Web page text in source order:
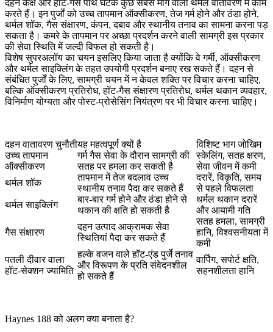
दहन कक्ष और हॉट-गैस पाथ घटक कुछ सबसे मांग वाली थर्मल वातावरण में काम
करते हैं। इन पुर्जों को उच्च तापमान ऑक्सीकरण, तेज गर्म होने और ठंडा होने,
थर्मल शॉक, गैस संक्षारण, कंपन, दबाव और स्थानीय तनाव का सामना करना पड़
सकता है। कमरे के तापमान पर अच्छा प्रदर्शन करने वाली सामग्री इस प्रकार
की सेवा स्थिति में जल्दी विफल हो सकती है।
विशेष सुपरअलॉय का चयन इसलिए किया जाता है क्योंकि वे गर्मी, ऑक्सीकरण
और थर्मल साइक्लिंग के तहत उपयोगी प्रदर्शन बनाए रख सकते हैं। दहन से
संबंधित पुर्जों के लिए, सामग्री चयन में न केवल शक्ति पर विचार करना चाहिए,
बल्कि ऑक्सीकरण प्रतिरोध, हॉट-गैस संक्षारण प्रतिरोध, थर्मल थकान व्यवहार,
विनिर्माण योग्यता और पोस्ट-प्रोसेसिंग नियंत्रण पर भी विचार करना चाहिए।
दहन वातावरण चुनौतीयह महत्वपूर्ण क्यों है
विशिष्ट भाग जोखिम
उच्च तापमान
ऑक्सीकरण
गर्म गैस सेवा के दौरान सामग्री की
सतह पर हमला कर सकती है
स्केलिंग, सतह क्षरण,
सेवा जीवन में कमी
थर्मल शॉक
तापमान में तेज बदलाव उच्च
स्थानीय तनाव पैदा कर सकते हैं
दरारें, विकृति, समय
से पहले विफलता
थर्मल साइक्लिंग
बार-बार गर्म होने और ठंडा होने से
थकान की क्षति हो सकती है
थर्मल थकान दरारें
और आयामी गति
गैस संक्षारण
दहन उत्पाद आक्रामक सेवा
स्थितियां पैदा कर सकते हैं
सतह हमला, सामग्री
हानि, विश्वसनीयता में
कमी
पतली दीवार वाला
हॉट-सेक्शन ज्यामिति
हल्के वजन वाले हॉट-एंड पुर्जे तनाव
और विरूपण के प्रति संवेदनशील
हो सकते हैं
वार्पिंग, सपोर्ट क्षति,
सहनशीलता हानि
Haynes 188 को अलग क्या बनाता है?